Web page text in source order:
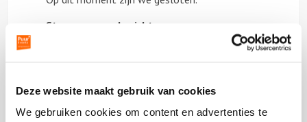
Deze website maakt gebruik van cookies
We gebruiken cookies om content en advertenties te
Stuur ons een bericht
Chat met ons